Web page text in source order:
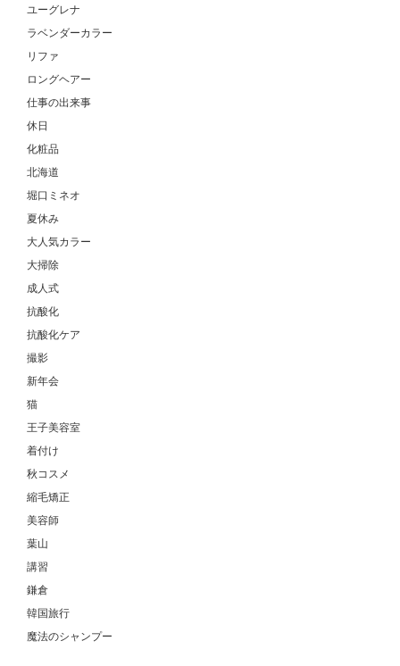
ユーグレナ
ラベンダーカラー
リファ
ロングヘアー
仕事の出来事
休日
化粧品
北海道
堀口ミネオ
夏休み
大人気カラー
大掃除
成人式
抗酸化
抗酸化ケア
撮影
新年会
猫
王子美容室
着付け
秋コスメ
縮毛矯正
美容師
葉山
講習
鎌倉
韓国旅行
魔法のシャンプー